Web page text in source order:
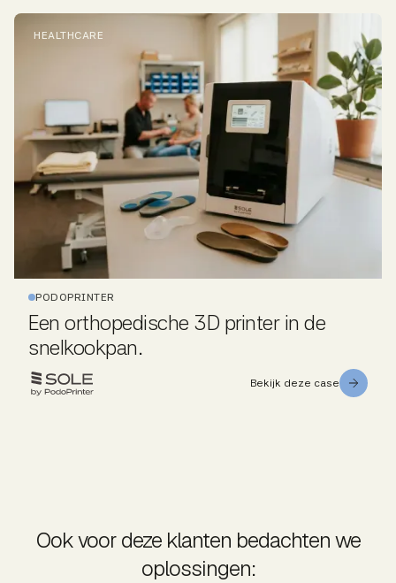
HEALTHCARE
PODOPRINTER
Een orthopedische 3D printer in de
snelkookpan.
Bekijk deze case
Ook voor deze klanten bedachten we
oplossingen: